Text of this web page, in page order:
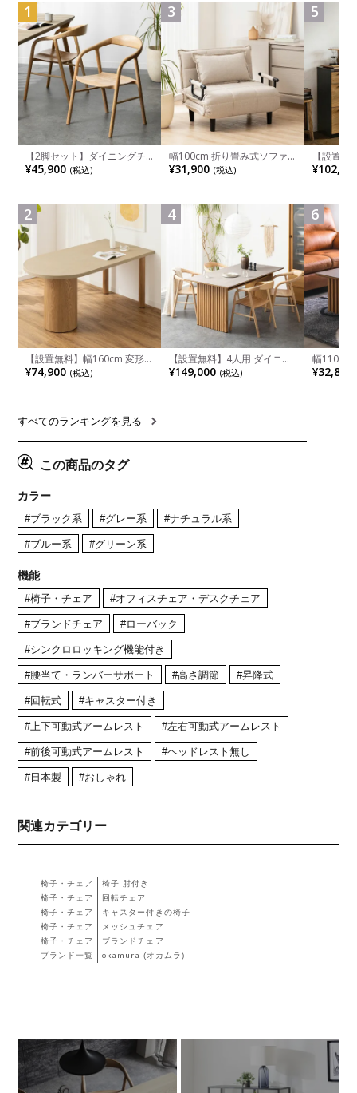
1
【2脚セット】ダイニングチ
ェア 木製 LUGA 肘付き チェ
ア 天然木 リビング椅子 板座
ュラル ブラウン 完成品
¥45,900 (税込)
2
【設置無料】幅160cm 変形
半円 ダイニングテーブル モ
ルタル風 LENAS コンクリー
リア風 グレージュ
¥74,900 (税込)
3
幅100cm 折り畳み式ソファ
ベッド コンパクト リクライ
ニング カウチスタイル 省ス
¥31,900 (税込)
4
【設置無料】4人用 ダイニン
グテーブルセット 5点 LUGA
セラミックテーブル おしゃれ
¥149,000 (税込)
5
【設置
チンカウ
板 引き出
れ ウッデ
ル グレー
6
幅110cm
木目調 リ
付き 長方
¥32,800
すべてのランキングを見る
この商品のタグ
カラー
#ブラック系 #グレー系 #ナチュラル系
#ブルー系 #グリーン系
機能
#椅子・チェア #オフィスチェア・デスクチェア
#ブランドチェア #ローバック
#シンクロロッキング機能付き
#腰当て・ランバーサポート #高さ調節 #昇降式
#回転式 #キャスター付き
#上下可動式アームレスト #左右可動式アームレスト
#前後可動式アームレスト #ヘッドレスト無し
#日本製 #おしゃれ
関連カテゴリー
椅子・チェア
椅子 肘付き
椅子・チェア
回転チェア
椅子・チェア
キャスター付きの椅子
椅子・チェア
メッシュチェア
椅子・チェア
ブランドチェア
ブランド一覧
okamura (オカムラ)